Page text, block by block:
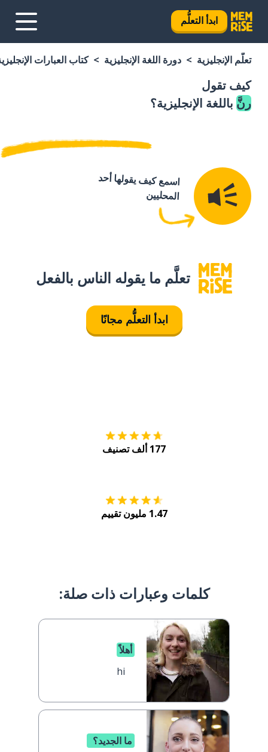
ابدأ التعلُّم
تعلَّم الإنجليزية دورة اللغة الإنجليزية كتاب العبارات
كيف تقول
رنَّ باللغة الإنجليزية؟
اسمع كيف يقولها أحد
المحليين
تعلَّم ما يقوله الناس بالفعل
ابدأ التعلُّم مجانًا
177 ألف تصنيف
1.47 مليون تقييم
كلمات وعبارات ذات صلة:
أهلاً
hi
ما الجديد؟